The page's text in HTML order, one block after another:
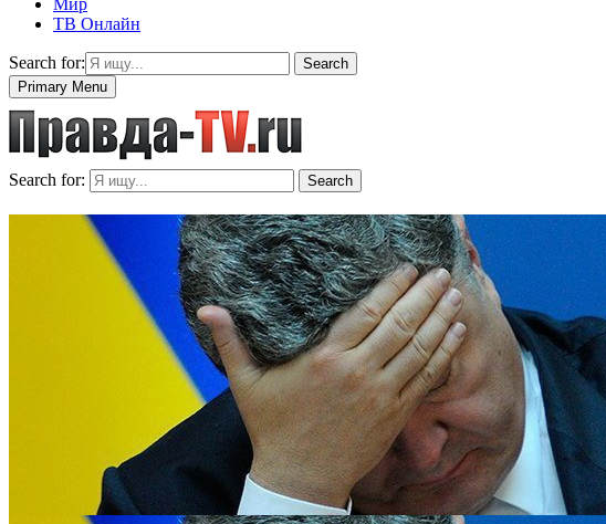
Мир
ТВ Онлайн
Search for:
Search
Primary Menu
Search for: Search